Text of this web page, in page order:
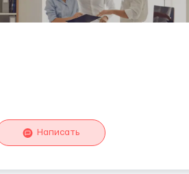
Написать